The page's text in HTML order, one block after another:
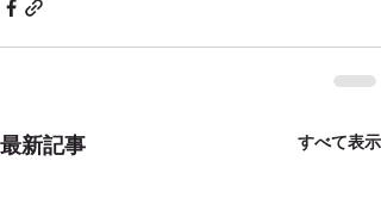
最新記事 すべて表示